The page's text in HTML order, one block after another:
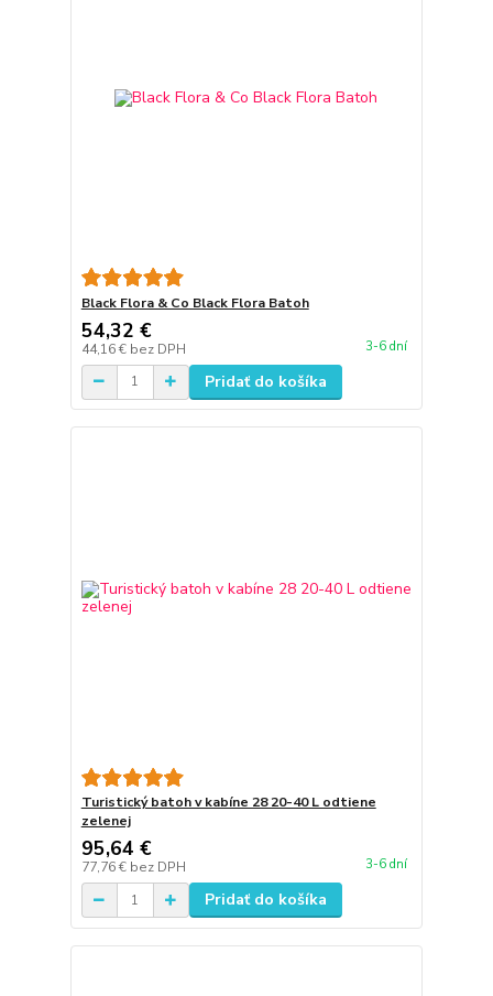
Black Flora & Co Black Flora Batoh
54,32 €
44,16 € bez DPH 3-6 dní
Pridať do košíka
Turistický batoh v kabíne 28 20-40 L odtiene
zelenej
95,64 €
77,76 € bez DPH 3-6 dní
Pridať do košíka